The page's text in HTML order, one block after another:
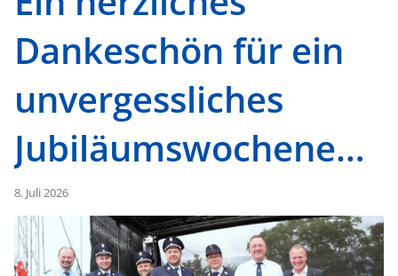
Dankeschön für ein
unvergessliches
Jubiläumswochenende
8. Juli 2026